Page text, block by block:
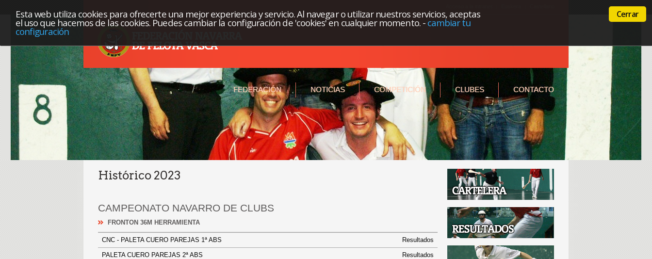
Esta web utiliza cookies para ofrecerte una mejor experiencia y servicio. Al navegar o utilizar nuestros servicios, aceptas
el uso que hacemos de las cookies. Puedes cambiar la configuración de 'cookies' en cualquier momento.- cambiar tu
configuración
Cerrar
FEDERACIÓN NOTICIAS COMPETICIÓN CLUBES CONTACTO
Histórico 2023
CAMPEONATO NAVARRO DE CLUBS
FRONTON 36M HERRAMIENTA
CNC - PALETA CUERO PAREJAS 1ª ABS Resultados
PALETA CUERO PAREJAS 2ª ABS Resultados